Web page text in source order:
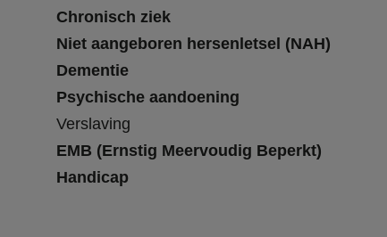
Chronisch ziek
Niet aangeboren hersenletsel (NAH)
Dementie
Psychische aandoening
Verslaving
EMB (Ernstig Meervoudig Beperkt)
Handicap